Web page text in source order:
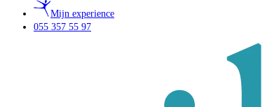
Mijn experience
055 357 55 97